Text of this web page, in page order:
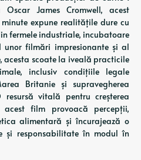
James Cromwell, acest
expune realitățile dure cu
fermele industriale, incubatoare
unor filmări impresionante și al
acesta scoate la iveală practicile
inclusiv condițiile legale
Britanie și supravegherea
vitală pentru creșterea
film provoacă percepții,
alimentară și încurajează o
și responsabilitate în modul în